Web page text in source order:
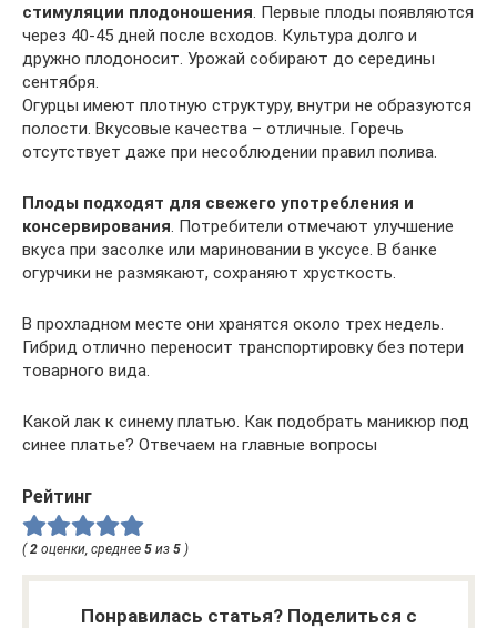
стимуляции плодоношения. Первые плоды появляются
через 40-45 дней после всходов. Культура долго и
дружно плодоносит. Урожай собирают до середины
сентября.
Огурцы имеют плотную структуру, внутри не образуются
полости. Вкусовые качества – отличные. Горечь
отсутствует даже при несоблюдении правил полива.
Плоды подходят для свежего употребления и
консервирования. Потребители отмечают улучшение
вкуса при засолке или мариновании в уксусе. В банке
огурчики не размякают, сохраняют хрусткость.
В прохладном месте они хранятся около трех недель.
Гибрид отлично переносит транспортировку без потери
товарного вида.
Какой лак к синему платью. Как подобрать маникюр под
синее платье? Отвечаем на главные вопросы
Рейтинг
(2 оценки, среднее 5 из 5 )
Понравилась статья? Поделиться с